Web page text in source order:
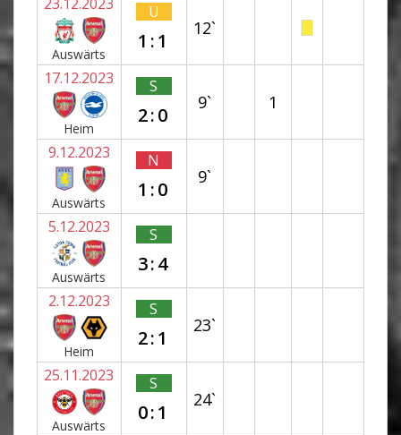
Auswärts
U
1:1
12`
17.12.2023
Heim
S
2:0
9` 1
9.12.2023
Auswärts
N
1:0
9`
5.12.2023
Auswärts
S
3:4
2.12.2023
Heim
S
2:1
23`
25.11.2023
Auswärts
S
0:1
24`